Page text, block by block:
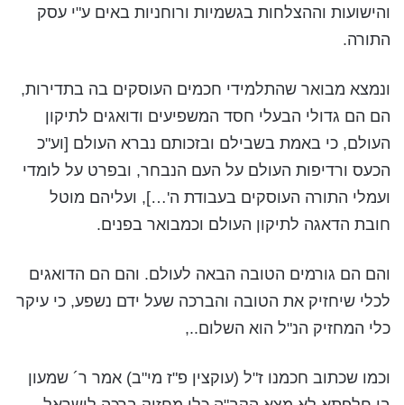
והישועות וההצלחות בגשמיות ורוחניות באים ע"י עסק
התורה.
ונמצא מבואר שהתלמידי חכמים העוסקים בה בתדירות,
הם הם גדולי הבעלי חסד המשפיעים ודואגים לתיקון
העולם, כי באמת בשבילם ובזכותם נברא העולם [וע"כ
הכעס ורדיפות העולם על העם הנבחר, ובפרט על לומדי
ועמלי התורה העוסקים בעבודת ה'…], ועליהם מוטל
חובת הדאגה לתיקון העולם וכמבואר בפנים.
והם הם גורמים הטובה הבאה לעולם. והם הם הדואגים
לכלי שיחזיק את הטובה והברכה שעל ידם נשפע, כי עיקר
כלי המחזיק הנ"ל הוא השלום..,
וכמו שכתוב חכמנו ז"ל (עוקצין פ"ז מי"ב) אמר ר´ שמעון